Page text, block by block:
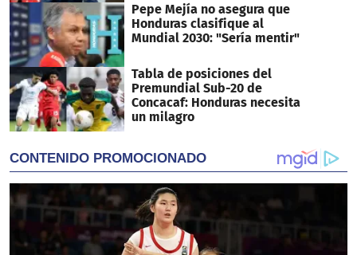
Pepe Mejía no asegura que
Honduras clasifique al
Mundial 2030: "Sería mentir"
Tabla de posiciones del
Premundial Sub-20 de
Concacaf: Honduras necesita
un milagro